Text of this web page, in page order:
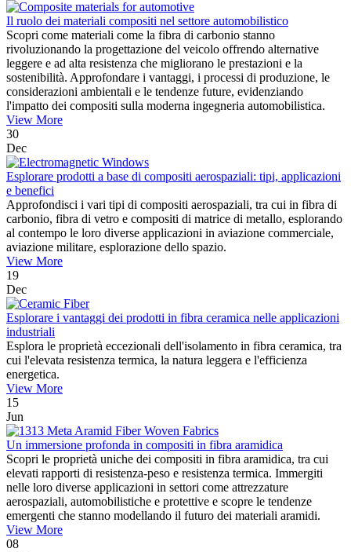
Il ruolo dei materiali compositi nel settore automobilistico
Scopri come materiali come la fibra di carbonio stanno
rivoluzionando la progettazione del veicolo offrendo alternative
leggere e ad alta resistenza che migliorano le prestazioni e la
sostenibilità. Approfondare i vantaggi, i processi di produzione, le
considerazioni ambientali e le tendenze future, evidenziando
l'impatto dei compositi sulla moderna ingegneria automobilistica.
View More
30
Dec
Esplorare prodotti a base di compositi aerospaziali: tipi, applicazioni
e benefici
Approfondisci i vari tipi di compositi aerospaziali, tra cui in fibra di
carbonio, fibra di vetro e compositi di matrice di metallo, esplorando
al contempo le loro diverse applicazioni in aviazione commerciale,
aviazione militare, esplorazione dello spazio.
View More
19
Dec
Esplorare i vantaggi dei prodotti in fibra ceramica nelle applicazioni
industriali
Esplora le proprietà eccezionali dell'isolamento in fibra ceramica, tra
cui l'elevata resistenza termica, la natura leggera e l'efficienza
energetica.
View More
15
Jun
Un immersione profonda in compositi in fibra aramidica
Scopri le proprietà uniche dei compositi in fibra aramidica, tra cui
elevati rapporti di resistenza-peso e resistenza termica. Immergiti
nelle loro diverse applicazioni in settori come attrezzature
aerospaziali, automobilistiche e protettive e scopre le tendenze
emergenti che stanno modellando il futuro dei materiali aramidi.
View More
08